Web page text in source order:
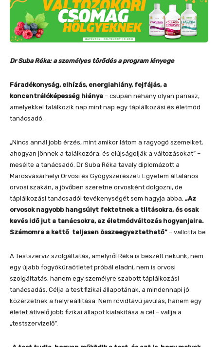
Dr Suba Réka: a személyes törődés a program lényege
Fáradékonyság, elhízás, energiahiány, fejfájás, a
koncentrálóképesség hiánya – csupán néhány olyan panasz,
amelyekkel találkozik nap mint nap egy táplálkozási és életmód
tanácsadó.
„Nincs annál jobb érzés, mint amikor látom a ragyogó szemeiket,
ahogyan jönnek a találkozóra, és elújságolják a változásokat” –
mesélte a tanácsadó. Dr Suba Réka tavaly diplomázott a
Marosvásárhelyi Orvosi és Gyógyszerészeti Egyetem általános
orvosi szakán, a jövőben szeretne orvosként dolgozni, de
táplálkozási tanácsadói tevékenységét sem hagyja abba. „Az
orvosok nagyobb hangsúlyt fektetnek a tiltásokra, és csak
kevés idő jut a tanácsokra, az életmódváltozás hogyanjaira.
Számomra a kettő teljesen összeegyeztethető” – vallotta be.
A Testszerviz szolgáltatás, amelyről Réka is beszélt nekünk, nem
egy újabb fogyókúraötletet próbál eladni, nem is orvosi
szolgáltatás, hanem egy személyre szabott táplálkozási
tanácsadás. Célja a test fizikai állapotának, a mindennapi jó
közérzetnek a helyreállítása. Nem rövidtávú javulás, hanem egy
életet átívelő jobb fizikai állapot kialakítása a cél – vallja a
„testszervizelő”.